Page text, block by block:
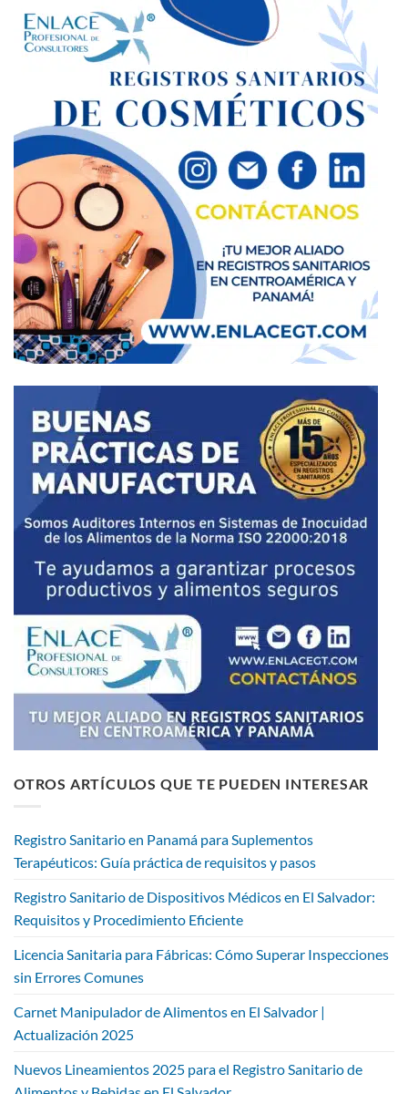
OTROS ARTÍCULOS QUE TE PUEDEN INTERESAR
Registro Sanitario en Panamá para Suplementos
Terapéuticos: Guía práctica de requisitos y pasos
Registro Sanitario de Dispositivos Médicos en El Salvador:
Requisitos y Procedimiento Eficiente
Licencia Sanitaria para Fábricas: Cómo Superar Inspecciones
sin Errores Comunes
Carnet Manipulador de Alimentos en El Salvador |
Actualización 2025
Nuevos Lineamientos 2025 para el Registro Sanitario de